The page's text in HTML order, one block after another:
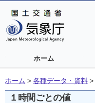
ホーム
ホーム > 各種データ・資料 >
１時間ごとの値